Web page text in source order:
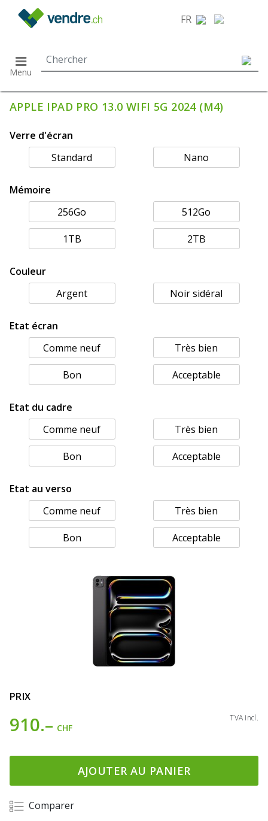
FR
Menu
APPLE IPAD PRO 13.0 WIFI 5G 2024 (M4)
Verre d'écran
Standard
Nano
Mémoire
256Go
512Go
1TB 2TB
Couleur
Argent
Noir sidéral
Etat écran
Comme neuf
Très bien
Bon Acceptable
Etat du cadre
Comme neuf
Très bien
Bon Acceptable
Etat au verso
Comme neuf
Très bien
Bon Acceptable
PRIX
910.– CHF
TVA incl.
AJOUTER AU PANIER
Comparer